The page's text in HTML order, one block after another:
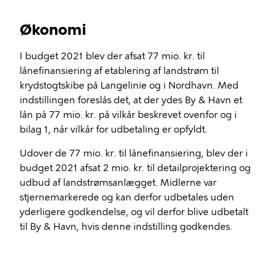
Økonomi
I budget 2021 blev der afsat 77 mio. kr. til
lånefinansiering af etablering af landstrøm til
krydstogtskibe på Langelinie og i Nordhavn. Med
indstillingen foreslås det, at der ydes By & Havn et
lån på 77 mio. kr. på vilkår beskrevet ovenfor og i
bilag 1, når vilkår for udbetaling er opfyldt.
Udover de 77 mio. kr. til lånefinansiering, blev der i
budget 2021 afsat 2 mio. kr. til detailprojektering og
udbud af landstrømsanlægget. Midlerne var
stjernemarkerede og kan derfor udbetales uden
yderligere godkendelse, og vil derfor blive udbetalt
til By & Havn, hvis denne indstilling godkendes.